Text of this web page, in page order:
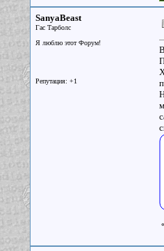
SanyaBeast
Гас Тарболс
Я люблю этот Форум!
Репутация: +1
«